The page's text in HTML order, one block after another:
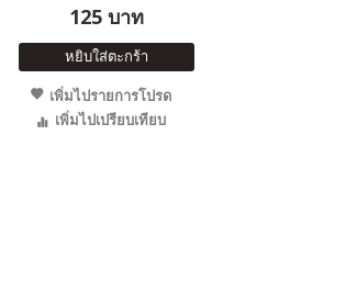
125 บาท
หยิบใส่ตะกร้า
เพิ่มไปรายการโปรด
เพิ่มไปเปรียบเทียบ